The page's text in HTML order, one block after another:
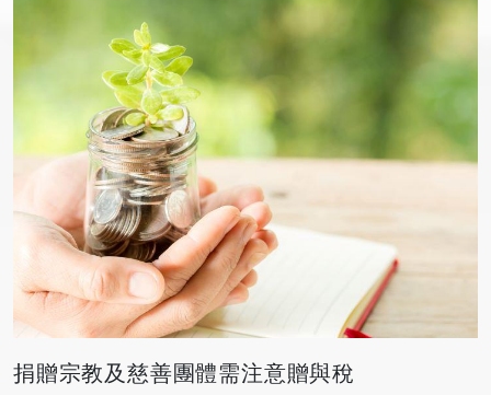
捐贈宗教及慈善團體需注意贈與稅